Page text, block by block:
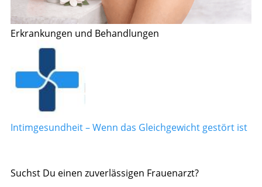
Erkrankungen und Behandlungen
Intimgesundheit – Wenn das Gleichgewicht gestört ist
Suchst Du einen zuverlässigen Frauenarzt?